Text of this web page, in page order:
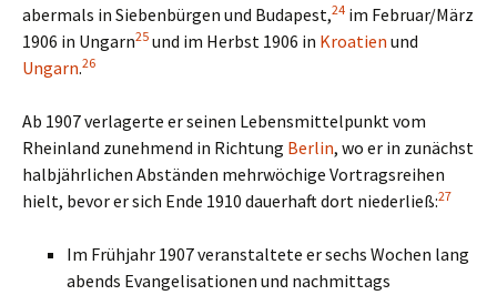
abermals in Siebenbürgen und Budapest,24 im Februar/März
1906 in Ungarn25 und im Herbst 1906 in Kroatien und
Ungarn.26
Ab 1907 verlagerte er seinen Lebensmittelpunkt vom
Rheinland zunehmend in Richtung Berlin, wo er in zunächst
halbjährlichen Abständen mehrwöchige Vortragsreihen
hielt, bevor er sich Ende 1910 dauerhaft dort niederließ:27
Im Frühjahr 1907 veranstaltete er sechs Wochen lang
abends Evangelisationen und nachmittags